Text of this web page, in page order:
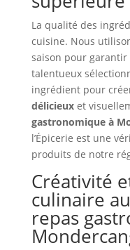
La qualité des
cuisine. Nous
saison pour
talentueux
ingrédient pour
délicieuxet
gastronomique à
l’Épicerie est une
produits de notre
Créativité
culinaire
repas